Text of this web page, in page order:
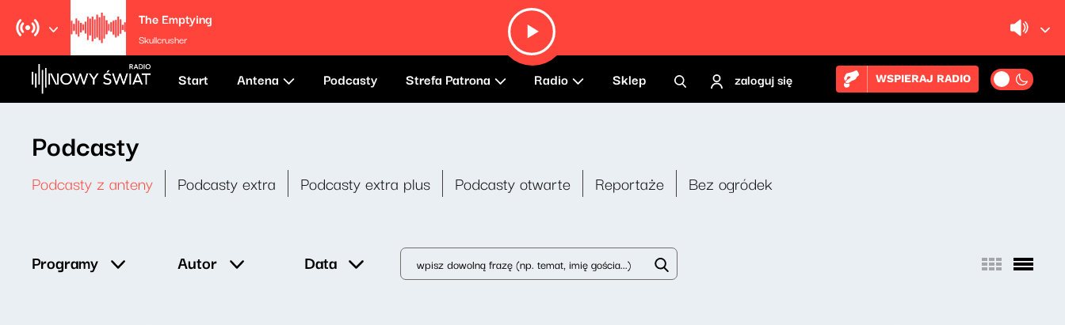
The Emptying
Skullcrusher
Start Antena Podcasty Strefa Patrona Radio Sklep zaloguj się WSPIERAJ RADIO
Podcasty
Podcasty z anteny Podcasty extra Podcasty extra plus Podcasty otwarte Reportaże Bez ogródek
Programy Autor Data